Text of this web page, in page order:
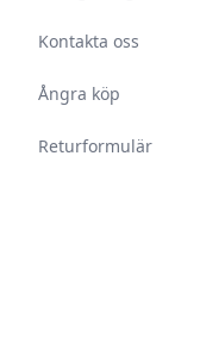
Kontakta oss
Ångra köp
Returformulär